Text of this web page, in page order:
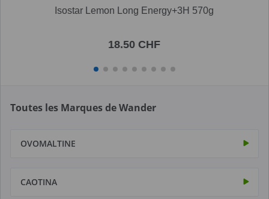
Isostar Lemon Long Energy+3H 570g
18.50 CHF
Toutes les Marques de Wander
OVOMALTINE
CAOTINA